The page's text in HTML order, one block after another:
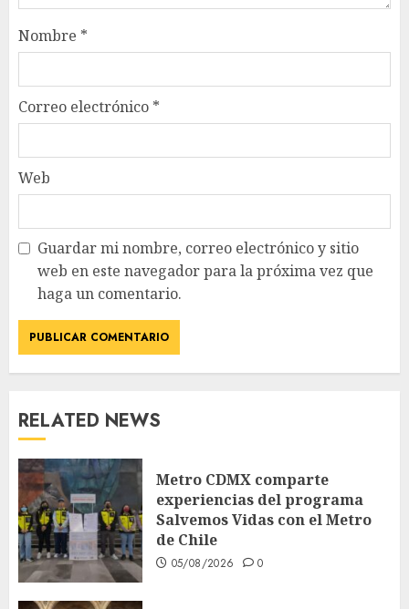
Nombre *
Correo electrónico *
Web
Guardar mi nombre, correo electrónico y sitio
web en este navegador para la próxima vez que
haga un comentario.
RELATED NEWS
Metro CDMX comparte
experiencias del programa
Salvemos Vidas con el Metro
de Chile
05/08/2026 0